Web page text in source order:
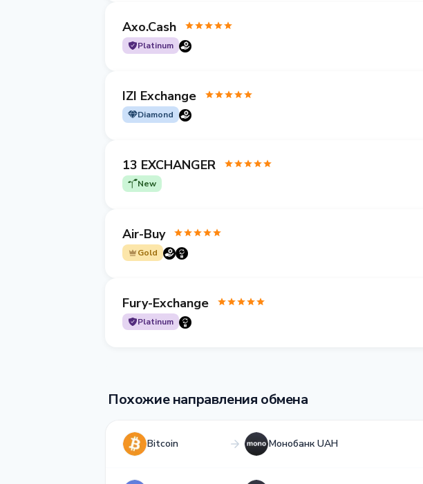
Axo.Cash
Platinum
IZI Exchange
Diamond
13 EXCHANGER
New
Air-Buy
Gold
Fury-Exchange
Platinum
Похожие направления обмена
Bitcoin Монобанк UAH